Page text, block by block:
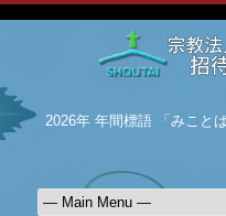
2026年 年間標語 「みこと